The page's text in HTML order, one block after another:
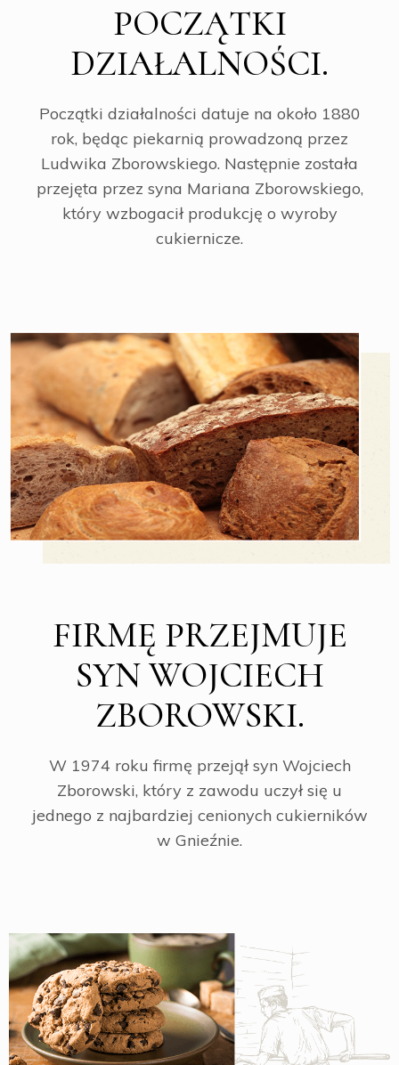
POCZĄTKI
DZIAŁALNOŚCI.
Początki działalności datuje na około 1880
rok, będąc piekarnią prowadzoną przez
Ludwika Zborowskiego. Następnie została
przejęta przez syna Mariana Zborowskiego,
który wzbogacił produkcję o wyroby
cukiernicze.
FIRMĘ PRZEJMUJE
SYN WOJCIECH
ZBOROWSKI.
W 1974 roku firmę przejął syn Wojciech
Zborowski, który z zawodu uczył się u
jednego z najbardziej cenionych cukierników
w Gnieźnie.